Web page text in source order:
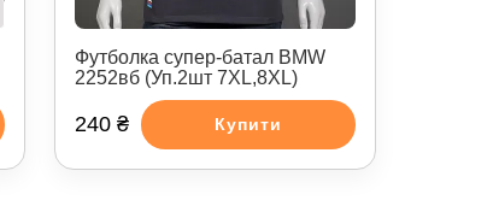
Футболка супер-батал BMW
2252вб (Уп.2шт 7XL,8XL)
240 ₴ Купити